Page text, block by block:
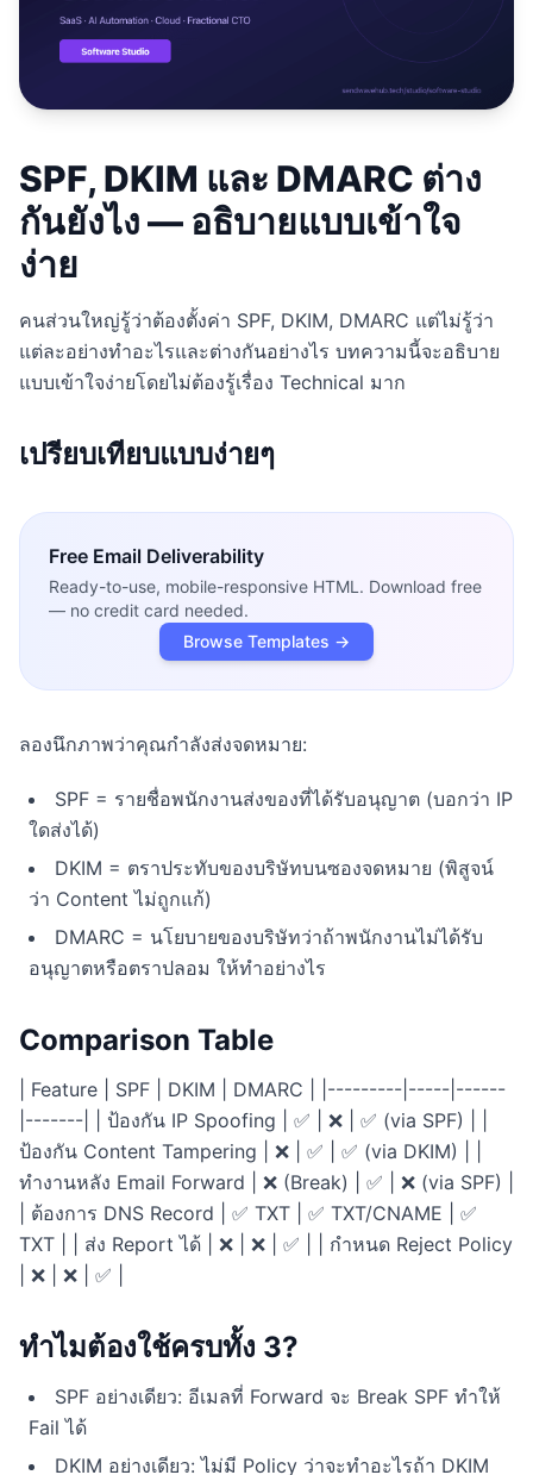
SPF, DKIM และ DMARC ต่าง
กันยังไง — อธิบายแบบเข้าใจ
ง่าย
คนส่วนใหญ่รู้ว่าต้องตั้งค่า SPF, DKIM, DMARC แต่ไม่รู้ว่า
แต่ละอย่างทำอะไรและต่างกันอย่างไร บทความนี้จะอธิบาย
แบบเข้าใจง่ายโดยไม่ต้องรู้เรื่อง Technical มาก
เปรียบเทียบแบบง่ายๆ
Free Email Deliverability
Ready-to-use, mobile-responsive HTML. Download free
— no credit card needed.
Browse Templates →
ลองนึกภาพว่าคุณกำลังส่งจดหมาย:
SPF = รายชื่อพนักงานส่งของที่ได้รับอนุญาต (บอกว่า IP
ใดส่งได้)
DKIM = ตราประทับของบริษัทบนซองจดหมาย (พิสูจน์
ว่า Content ไม่ถูกแก้)
DMARC = นโยบายของบริษัทว่าถ้าพนักงานไม่ได้รับ
อนุญาตหรือตราปลอม ให้ทำอย่างไร
Comparison Table
| Feature | SPF | DKIM | DMARC | |---------|-----|------
|-------| | ป้องกัน IP Spoofing | ✅ | ❌ | ✅ (via SPF) | |
ป้องกัน Content Tampering | ❌ | ✅ | ✅ (via DKIM) | |
ทำงานหลัง Email Forward | ❌ (Break) | ✅ | ❌ (via SPF) |
| ต้องการ DNS Record | ✅ TXT | ✅ TXT/CNAME | ✅
TXT | | ส่ง Report ได้ | ❌ | ❌ | ✅ | | กำหนด Reject Policy
| ❌ | ❌ | ✅ |
ทำไมต้องใช้ครบทั้ง 3?
SPF อย่างเดียว: อีเมลที่ Forward จะ Break SPF ทำให้
Fail ได้
DKIM อย่างเดียว: ไม่มี Policy ว่าจะทำอะไรถ้า DKIM